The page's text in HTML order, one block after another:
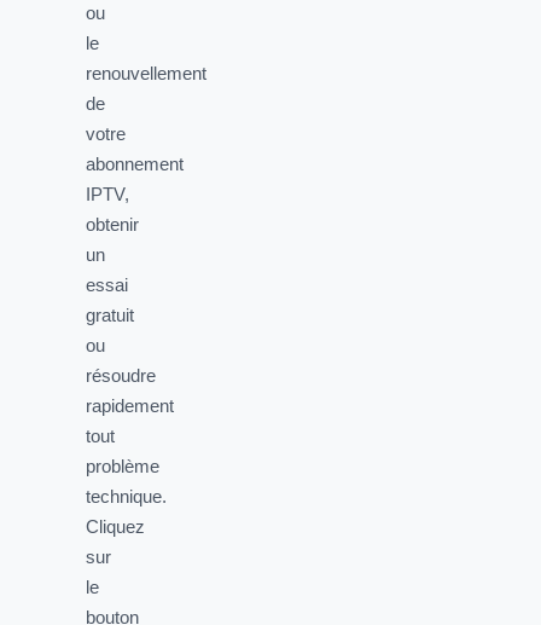
ou
le
renouvellement
de
votre
abonnement
IPTV,
obtenir
un
essai
gratuit
ou
résoudre
rapidement
tout
problème
technique.
Cliquez
sur
le
bouton